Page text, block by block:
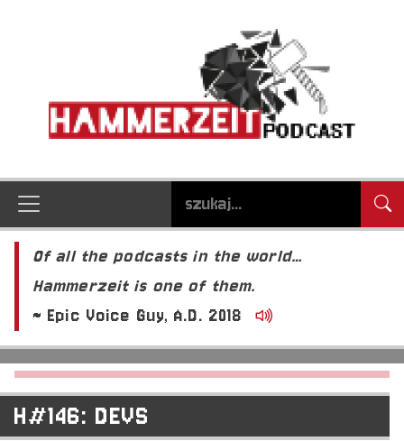
Of all the podcasts in the world…
Hammerzeit is one of them.
~ Epic Voice Guy, A.D. 2018
H#146: DEVS